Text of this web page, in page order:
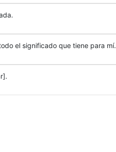
el significado que tiene para mí.